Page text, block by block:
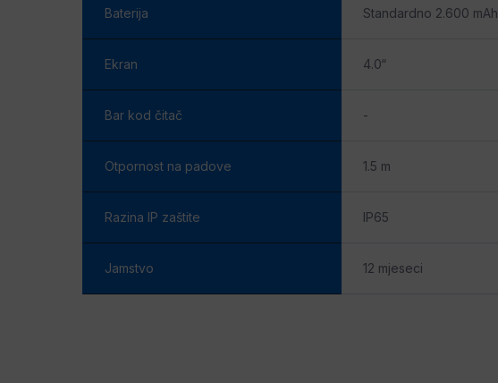
Baterija Standardno 2.600 mAh
Ekran 4.0“
Bar kod čitač -
Otpornost na padove 1.5 m
Razina IP zaštite IP65
Jamstvo 12 mjeseci